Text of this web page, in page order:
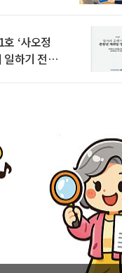
‘사오정
하기 전략’